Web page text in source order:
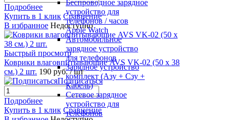
Беспроводное зарядное
устройство для
телефонов / часов
Apple Watch
Автомобильное
зарядное устройство
для телефонов
Зарядное устройство
комплект (Азу + Сзу +
Кабель)
Сетевое зарядное
устройство для
телефонов
Подробнее
Купить в 1 клик Сравнение
В избранное Недоступно
Быстрый просмотр
Коврики влаговпитывающие AVS VK-02 (50 х 38
см.) 2 шт. 190 руб./ шт
Подписаться
Подробнее
Купить в 1 клик Сравнение